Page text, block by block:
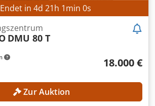
Endet in4d21h58s
DMU 80 T
18.000 €
Zur Auktion